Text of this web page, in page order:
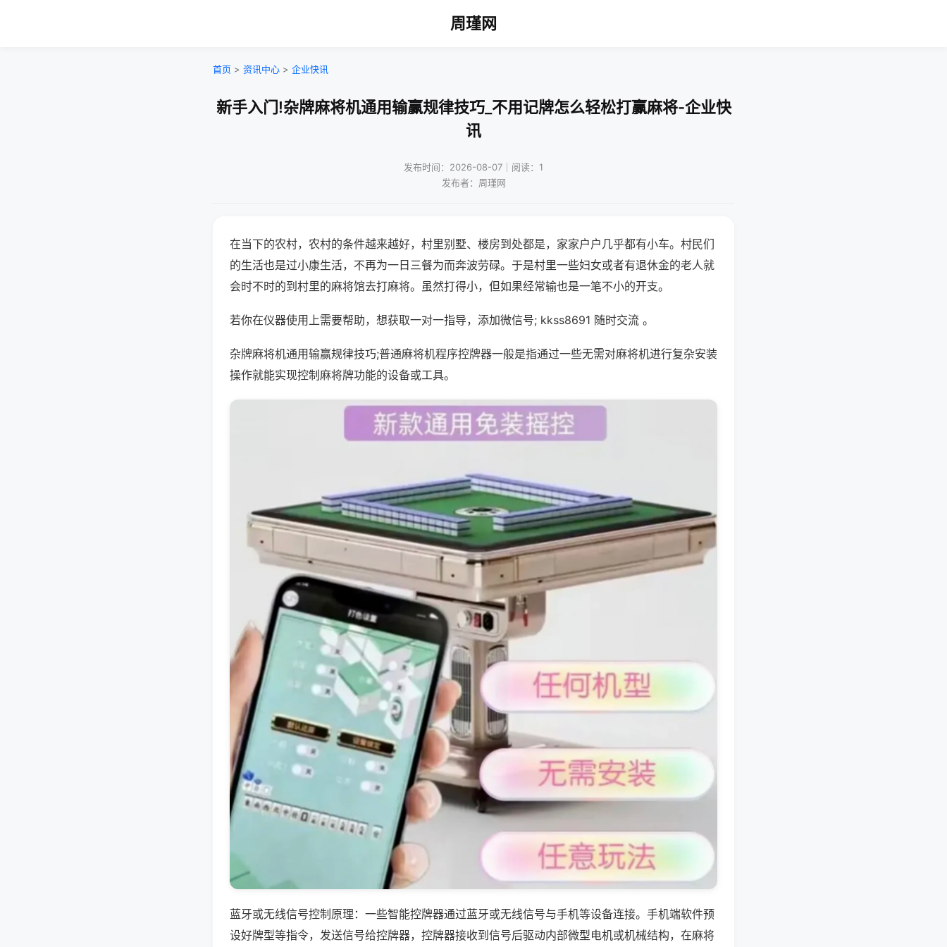
周瑾网
首页 > 资讯中心 > 企业快讯
新手入门!杂牌麻将机通用输赢规律技巧_不用记牌怎么轻松打赢麻将-企业快
讯
发布时间：2026-08-07｜阅读：1
发布者：周瑾网
在当下的农村，农村的条件越来越好，村里别墅、楼房到处都是，家家户户几乎都有小车。村民们
的生活也是过小康生活，不再为一日三餐为而奔波劳碌。于是村里一些妇女或者有退休金的老人就
会时不时的到村里的麻将馆去打麻将。虽然打得小，但如果经常输也是一笔不小的开支。
若你在仪器使用上需要帮助，想获取一对一指导，添加微信号; kkss8691 随时交流 。
杂牌麻将机通用输赢规律技巧;普通麻将机程序控牌器一般是指通过一些无需对麻将机进行复杂安装
操作就能实现控制麻将牌功能的设备或工具。
蓝牙或无线信号控制原理：一些智能控牌器通过蓝牙或无线信号与手机等设备连接。手机端软件预
设好牌型等指令，发送信号给控牌器，控牌器接收到信号后驱动内部微型电机或机械结构，在麻将